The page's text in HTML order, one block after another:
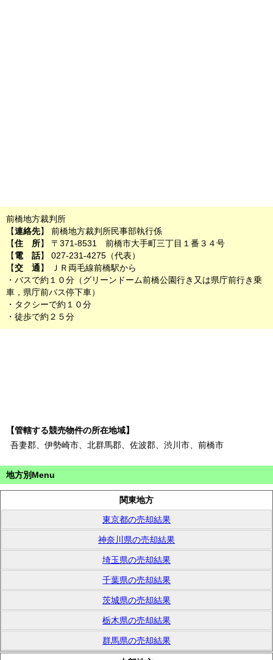
前橋地方裁判所
【連絡先】 前橋地方裁判所民事部執行係
【住 所】 〒371-8531 前橋市大手町三丁目１番３４号
【電 話】 027-231-4275（代表）
【交 通】 ＪＲ両毛線前橋駅から
・バスで約１０分（グリーンドーム前橋公園行き又は県庁前行き乗
車，県庁前バス停下車）
・タクシーで約１０分
・徒歩で約２５分
【管轄する競売物件の所在地域】
吾妻郡、伊勢崎市、北群馬郡、佐波郡、渋川市、前橋市
地方別Menu
関東地方
東京都の売却結果
神奈川県の売却結果
埼玉県の売却結果
千葉県の売却結果
茨城県の売却結果
栃木県の売却結果
群馬県の売却結果